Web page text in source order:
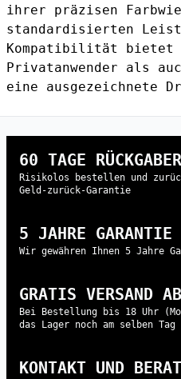
ihrer präzisen
standardisierten
Kompatibilität bietet
Privatanwender als
eine ausgezeichnete
60 TAGE
Risikolos bestellen und
Geld-zurück-Garantie
5 JAHRE GARANTIE
Wir gewähren Ihnen 5 Jahre
GRATIS VERSAND
Bei Bestellung bis 18 Uhr
das Lager noch am selben Tag
KONTAKT UND